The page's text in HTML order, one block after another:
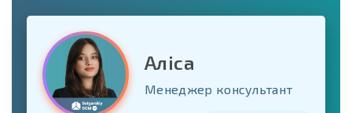
Аліса
Менеджер консультант